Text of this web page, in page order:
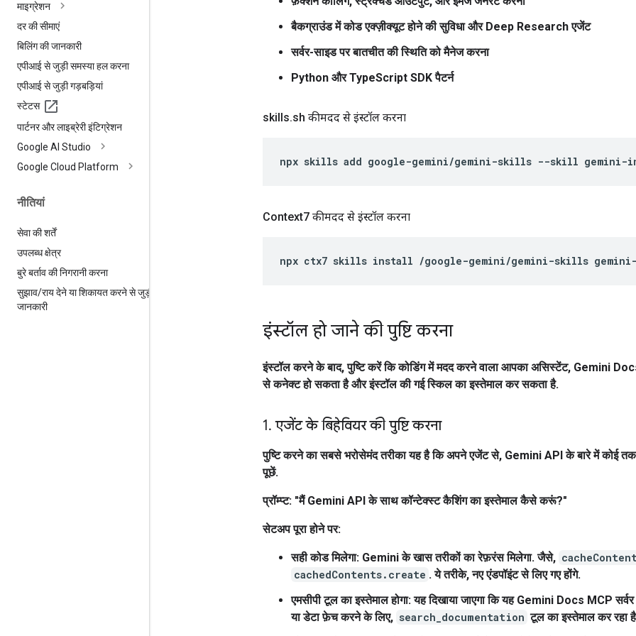
माइग्रेशन
दर की सीमाएं
बिलिंग की जानकारी
एपीआई से जुड़ी समस्या हल करना
एपीआई से जुड़ी गड़बड़ियां
स्टेटस
पार्टनर और लाइब्रेरी इंटिग्रेशन
Google AI Studio
Google Cloud Platform
नीतियां
सेवा की शर्तें
उपलब्ध क्षेत्र
बुरे बर्ताव की निगरानी करना
सुझाव/राय देने या शिकायत करने से जुड़ी
जानकारी
बैकग्राउंड में कोड एक्ज़ीक्यूट होने की सुविधा और Deep Research एजेंट
सर्वर-साइड पर बातचीत की स्थिति को मैनेज करना
Python और TypeScript SDK पैटर्न
skills.sh की मदद से इंस्टॉल करना
npx skills add google-gemini/gemini-skills --skill gemini-
Context7 की मदद से इंस्टॉल करना
npx ctx7 skills install /google-gemini/gemini-skills
इंस्टॉल हो जाने की पुष्टि करना
इंस्टॉल करने के बाद, पुष्टि करें कि कोडिंग में मदद करने वाला आपका असिस्टेंट, Gemini
से कनेक्ट हो सकता है और इंस्टॉल की गई स्किल का इस्तेमाल कर सकता है.
1. एजेंट के बिहेवियर की पुष्टि करना
पुष्टि करने का सबसे भरोसेमंद तरीका यह है कि अपने एजेंट से, Gemini API के बारे में कोई
पूछें.
प्रॉम्प्ट: "मैं Gemini API के साथ कॉन्टेक्स्ट कैशिंग का इस्तेमाल कैसे करूं?"
सेटअप पूरा होने पर:
सही कोड मिलेगा: Gemini के खास तरीकों का रेफ़रंस मिलेगा. जैसे,
cachedContents.create . ये तरीके, नए एंडपॉइंट से लिए गए होंगे.
एमसीपी टूल का इस्तेमाल होगा: यह दिखाया जाएगा कि यह Gemini Docs MCP सर्वर
या डेटा फ़ेच करने के लिए, search_documentation टूल का इस्तेमाल कर रहा